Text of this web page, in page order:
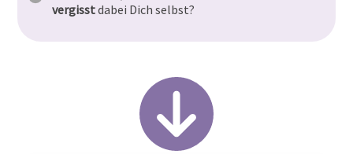
vergisstdabei Dich selbst?